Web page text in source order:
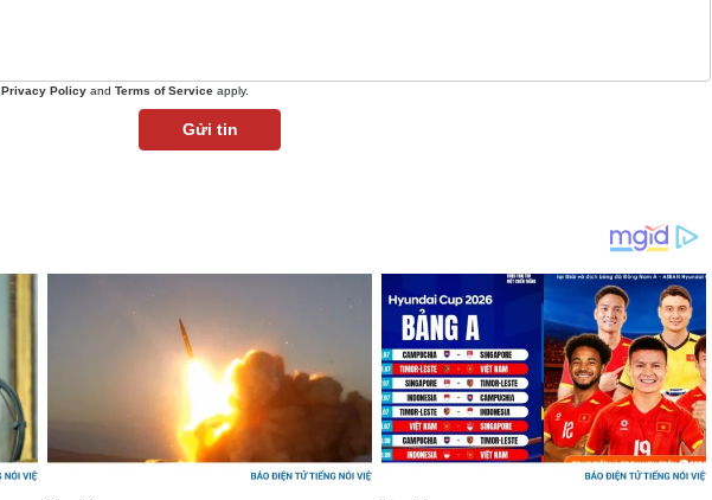
Privacy Policy and Terms of Service apply.
Gửi tin